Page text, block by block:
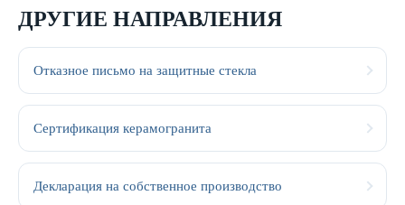
ДРУГИЕ НАПРАВЛЕНИЯ
Отказное письмо на защитные стекла
Сертификация керамогранита
Декларация на собственное производство